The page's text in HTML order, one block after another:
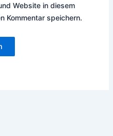
Website in diesem
Kommentar speichern.